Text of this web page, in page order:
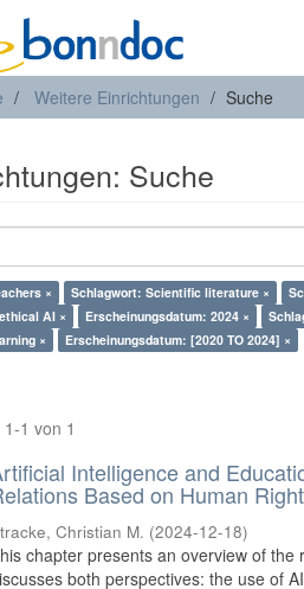
Weitere Einrichtungen Suche
Suche
× Schlagwort: Scientific literature ×
AI ×
Erscheinungsdatum: 2024 ×
×
Erscheinungsdatum: [2020 TO 2024] ×
1 von 1
Intelligence and
Based on Human
Christian M. (2024-12-18)
chapter presents an overview of
both perspectives: the use of